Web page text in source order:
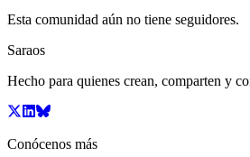
Esta comunidad aún no tiene seguidores.
Saraos
Hecho para quienes crean, comparten y
Conócenos más